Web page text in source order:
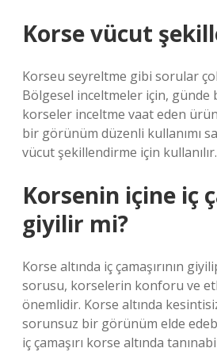
Korse vücut
Korseu seyreltme gibi sorular
Bölgesel inceltmeler için, günde
korseler inceltme vaat eden
bir görünüm düzenli kullanımı
vücut şekillendirme için kullanılır.
Korsenin içine iç
giyilir mi?
Korse altında iç çamaşırının
sorusu, korselerin konforu ve
önemlidir. Korse altında
sorunsuz bir görünüm elde
iç çamaşırı korse altında